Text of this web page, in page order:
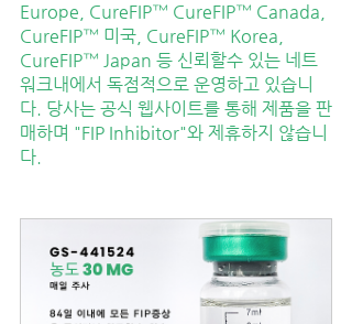
Europe, CureFIP™ CureFIP™ Canada,
CureFIP™ 미국, CureFIP™ Korea,
CureFIP™ Japan 등 신뢰할수 있는 네트
워크내에서 독점적으로 운영하고 있습니
다. 당사는 공식 웹사이트를 통해 제품을 판
매하며 "FIP Inhibitor"와 제휴하지 않습니
다.